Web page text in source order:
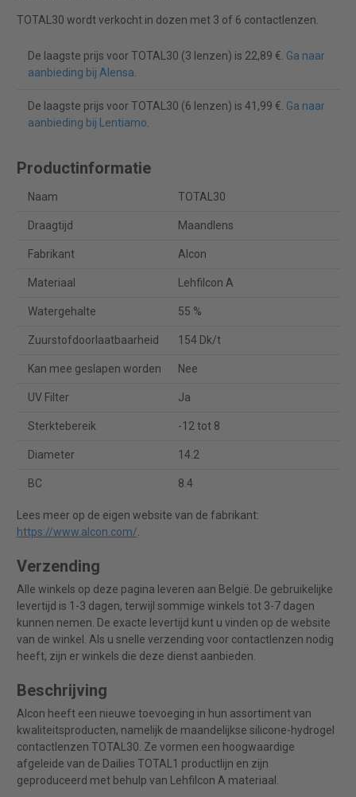
TOTAL30 wordt verkocht in dozen met 3 of 6 contactlenzen.
De laagste prijs voor TOTAL30 (3 lenzen) is 22,89 €. Ga naar
aanbieding bij Alensa.
De laagste prijs voor TOTAL30 (6 lenzen) is 41,99 €. Ga naar
aanbieding bij Lentiamo.
Productinformatie
Naam TOTAL30
Draagtijd Maandlens
Fabrikant Alcon
Materiaal Lehfilcon A
Watergehalte 55 %
Zuurstofdoorlaatbaarheid 154 Dk/t
Kan mee geslapen worden Nee
UV Filter Ja
Sterktebereik -12 tot 8
Diameter 14.2
BC 8.4
Lees meer op de eigen website van de fabrikant:
https://www.alcon.com/.
Verzending
Alle winkels op deze pagina leveren aan België. De gebruikelijke
levertijd is 1-3 dagen, terwijl sommige winkels tot 3-7 dagen
kunnen nemen. De exacte levertijd kunt u vinden op de website
van de winkel. Als u snelle verzending voor contactlenzen nodig
heeft, zijn er winkels die deze dienst aanbieden.
Beschrijving
Alcon heeft een nieuwe toevoeging in hun assortiment van
kwaliteitsproducten, namelijk de maandelijkse silicone-hydrogel
contactlenzen TOTAL30. Ze vormen een hoogwaardige
afgeleide van de Dailies TOTAL1 productlijn en zijn
geproduceerd met behulp van Lehfilcon A materiaal.